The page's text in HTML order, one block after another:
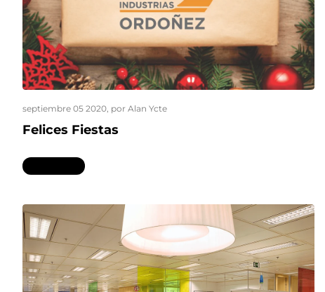
septiembre 05 2020 , por Alan Ycte
Felices Fiestas
Leer más...